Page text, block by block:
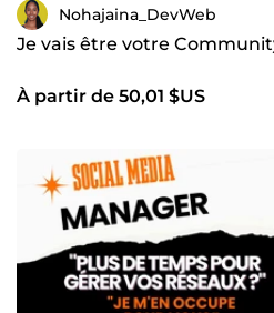
Nohajaina_DevWeb
Je vais être votre
À partir de 50,01 $US